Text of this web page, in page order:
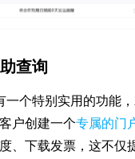
查询
个特别实用的功能
户创建一个专属的门
、下载发票，这不仅